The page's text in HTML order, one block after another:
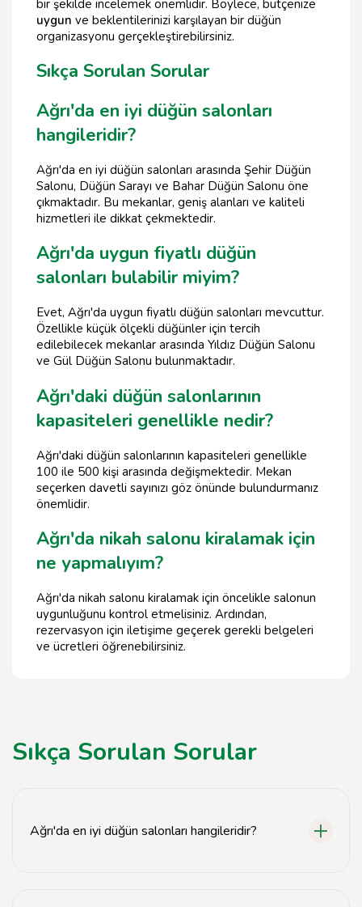
bir şekilde incelemek önemlidir. Böylece, bütçenize
uygun ve beklentilerinizi karşılayan bir düğün
organizasyonu gerçekleştirebilirsiniz.
Sıkça Sorulan Sorular
Ağrı'da en iyi düğün salonları
hangileridir?
Ağrı'da en iyi düğün salonları arasında Şehir Düğün
Salonu, Düğün Sarayı ve Bahar Düğün Salonu öne
çıkmaktadır. Bu mekanlar, geniş alanları ve kaliteli
hizmetleri ile dikkat çekmektedir.
Ağrı'da uygun fiyatlı düğün
salonları bulabilir miyim?
Evet, Ağrı'da uygun fiyatlı düğün salonları mevcuttur.
Özellikle küçük ölçekli düğünler için tercih
edilebilecek mekanlar arasında Yıldız Düğün Salonu
ve Gül Düğün Salonu bulunmaktadır.
Ağrı'daki düğün salonlarının
kapasiteleri genellikle nedir?
Ağrı'daki düğün salonlarının kapasiteleri genellikle
100 ile 500 kişi arasında değişmektedir. Mekan
seçerken davetli sayınızı göz önünde bulundurmanız
önemlidir.
Ağrı'da nikah salonu kiralamak için
ne yapmalıyım?
Ağrı'da nikah salonu kiralamak için öncelikle salonun
uygunluğunu kontrol etmelisiniz. Ardından,
rezervasyon için iletişime geçerek gerekli belgeleri
ve ücretleri öğrenebilirsiniz.
Sıkça Sorulan Sorular
Ağrı'da en iyi düğün salonları hangileridir?